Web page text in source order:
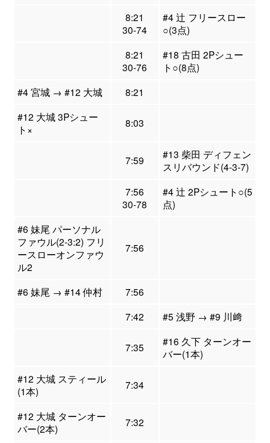
8:21
30-74
#4 辻 フリースロー
○(3点)
8:21
30-76
#18 古田 2Pシュー
ト○(8点)
#4 宮城 → #12 大城
8:21
#12 大城 3Pシュー
ト×
8:03
7:59
#13 柴田 ディフェン
スリバウンド(4-3-7)
7:56
30-78
#4 辻 2Pシュート○(5
点)
#6 妹尾 パーソナル
ファウル(2-3:2) フリ
ースローオンファウ
ル2
7:56
#6 妹尾 → #14 仲村
7:56
7:42
#5 浅野 → #9 川﨑
7:35
#16 久下 ターンオー
バー(1本)
#12 大城 スティール
(1本)
7:34
#12 大城 ターンオー
バー(2本)
7:32